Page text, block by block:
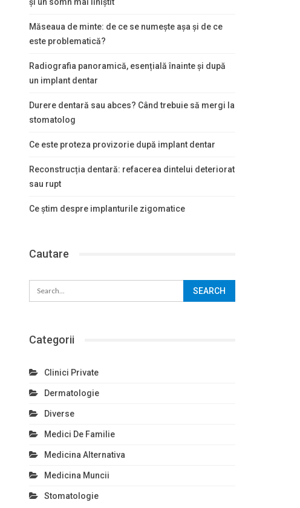
Măseaua de minte: de ce se numește așa și de ce
este problematică?
Radiografia panoramică, esențială înainte și după
un implant dentar
Durere dentară sau abces? Când trebuie să mergi la
stomatolog
Ce este proteza provizorie după implant dentar
Reconstrucția dentară: refacerea dintelui deteriorat
sau rupt
Ce știm despre implanturile zigomatice
Cautare
Categorii
Clinici Private
Dermatologie
Diverse
Medici De Familie
Medicina Alternativa
Medicina Muncii
Stomatologie